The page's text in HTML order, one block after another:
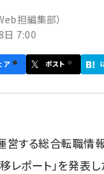
担編集部）
日 7:00
ア ポスト
営する総合転職情
レポート」を発表